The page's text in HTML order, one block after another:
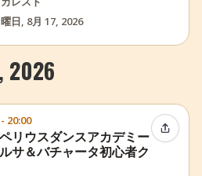
日, 8月 17, 2026
2026
20:00
リウスダンスアカデミー
サ＆バチャータ初心者ク
イベン